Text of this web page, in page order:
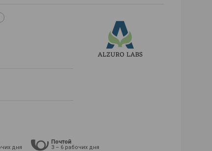
дня
Почтой
3 – 6 рабочих дня